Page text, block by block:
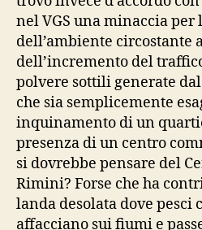
nel VGS una minaccia
dell’ambiente circostante
dell’incremento del
polvere sottili generate
che sia semplicemente
inquinamento di un
presenza di un centro
si dovrebbe pensare del
Rimini? Forse che ha
landa desolata dove pesci
affacciano sui fiumi e